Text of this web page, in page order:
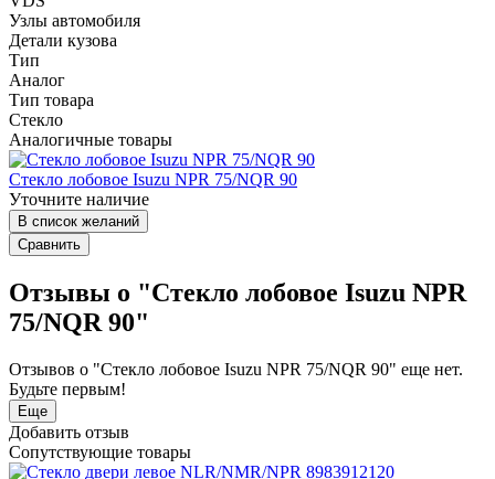
Узлы автомобиля
Детали кузова
Тип
Аналог
Тип товара
Стекло
Аналогичные товары
Стекло лобовое Isuzu NPR 75/NQR 90
Уточните наличие
В список желаний
Сравнить
Отзывы о "Стекло лобовое Isuzu NPR
75/NQR 90"
Отзывов о "Стекло лобовое Isuzu NPR 75/NQR 90" еще нет.
Будьте первым!
Еще
Добавить отзыв
Сопутствующие товары